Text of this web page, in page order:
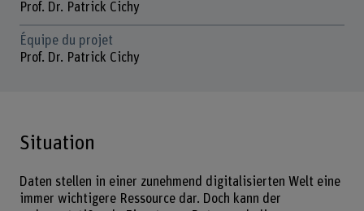
Prof. Dr. Patrick Cichy
Équipe du projet
Prof. Dr. Patrick Cichy
Situation
Daten stellen in einer zunehmend digitalisierten Welt eine
immer wichtigere Ressource dar. Doch kann der